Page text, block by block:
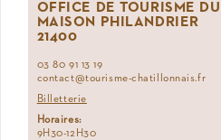
OFFICE DE TOURISME
MAISON PHILANDRIER
21400
03 80 91 13 19
contact@tourisme-chatillonnais.fr
Billetterie
Horaires:
9H30-12H30